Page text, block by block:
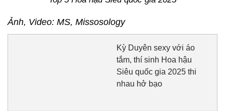
Nữ y tá xinh như búp bê thi Hoa hậu Siêu quốc gia
từng du học ở Việt Nam là ai?